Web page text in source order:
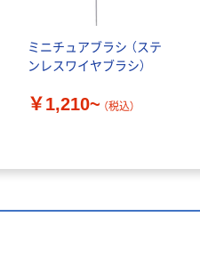
ミニチュアブラシ （ステ
ンレスワイヤブラシ）
￥1,210~ （税込）